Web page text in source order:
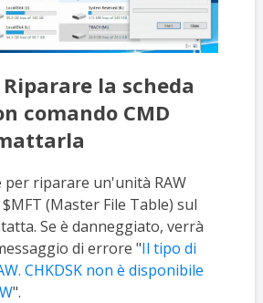
la scheda
comando CMD
per riparare un'unità RAW
(Master File Table) sul
Se è danneggiato, verrà
di errore "Il tipo di
CHKDSK non è disponibile
".